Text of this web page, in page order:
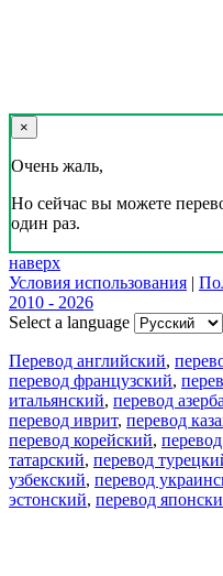
×
Очень жаль,
Но сейчас вы можете
один раз.
наверх
Условия использования |
2010 - 2026
Select a language
Перевод английский,
перевод французский,
итальянский, перевод
перевод иврит, перевод
перевод корейский,
татарский, перевод
узбекский, перевод
эстонский, перевод